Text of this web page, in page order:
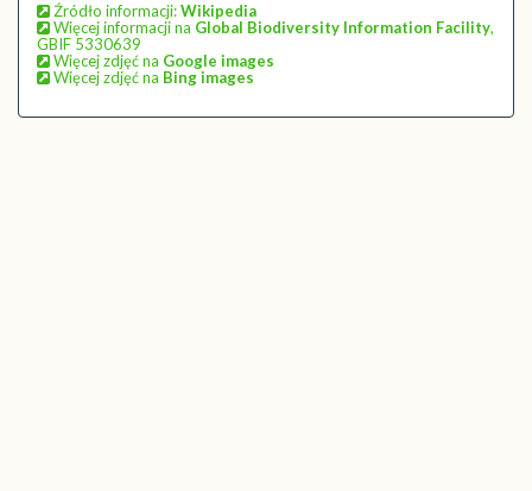
Źródło informacji:Wikipedia
Więcej informacji na Global Biodiversity Information Facility,
GBIF 5330639
Więcej zdjęć na Google images
Więcej zdjęć na Bing images